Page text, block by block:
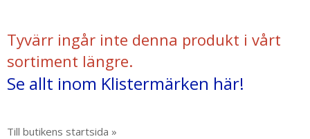
Tyvärr ingår inte denna produkt i vårt
sortiment längre.
Se allt inom Klistermärken här!
Till butikens startsida »